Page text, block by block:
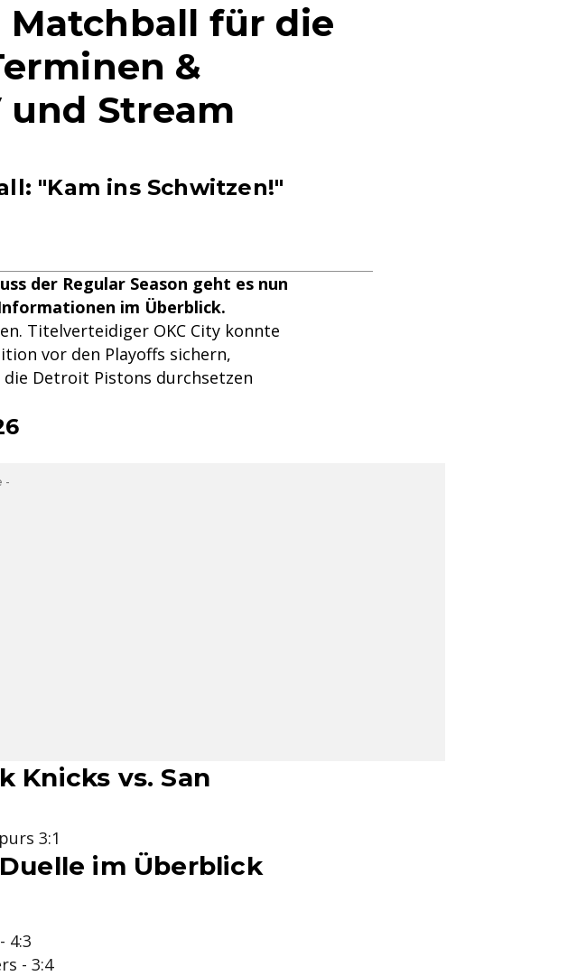
Matchball für die
&
Stream
"Kam ins Schwitzen!"
der Regular Season geht es nun
im Überblick.
Titelverteidiger OKC City konnte
vor den Playoffs sichern,
Detroit Pistons durchsetzen
-
Knicks vs. San
3:1
im Überblick
4:3
- 3:4